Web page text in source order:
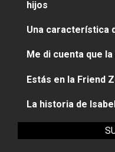
hijos
Una característica
Me di cuenta que la
Estás en la Friend
La historia de